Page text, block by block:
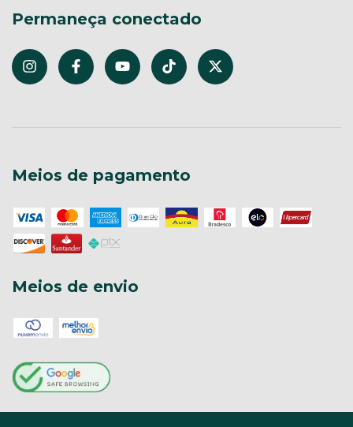
Permaneça conectado
Meios de pagamento
Meios de envio